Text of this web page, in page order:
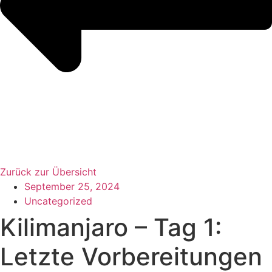
Zurück zur Übersicht
September 25, 2024
Uncategorized
Kilimanjaro – Tag 1:
Letzte Vorbereitungen